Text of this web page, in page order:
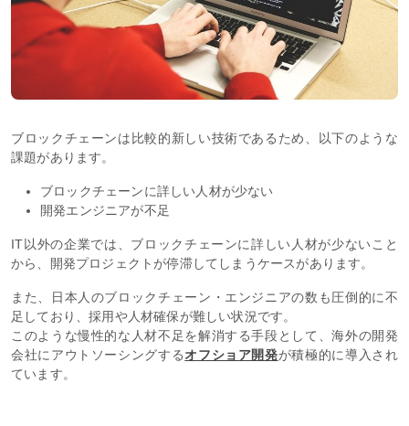
ブロックチェーンは比較的新しい技術であるため、以下のような
課題があります。
ブロックチェーンに詳しい人材が少ない
開発エンジニアが不足
IT以外の企業では、ブロックチェーンに詳しい人材が少ないこと
から、開発プロジェクトが停滞してしまうケースがあります。
また、日本人のブロックチェーン・エンジニアの数も圧倒的に不
足しており、採用や人材確保が難しい状況です。
このような慢性的な人材不足を解消する手段として、海外の開発
会社にアウトソーシングするオフショア開発が積極的に導入され
ています。